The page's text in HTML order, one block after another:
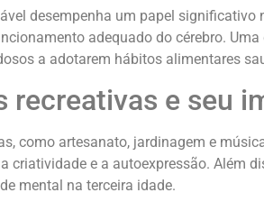
desempenha um papel
adequado do cérebro.
a adotarem hábitos alimentares
recreativas e seu
como artesanato, jardinagem e
criatividade e a autoexpressão. Além
mental na terceira idade.